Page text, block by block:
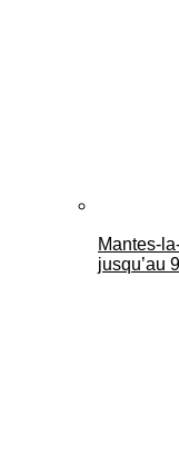
Mantes-
jusqu’au